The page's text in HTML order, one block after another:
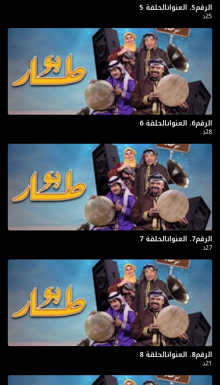
الرقم5. العنوانالحلقة 5
25د
الرقم6. العنوانالحلقة 6
28د
الرقم7. العنوانالحلقة 7
27د
الرقم8. العنوانالحلقة 8
21د